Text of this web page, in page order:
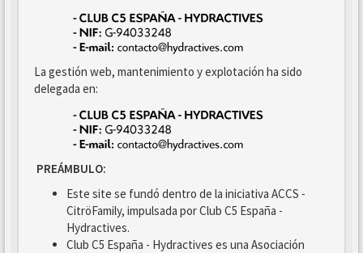
La gestión web, mantenimiento y explotación ha sido
delegada en:
PREÁMBULO:
Este site se fundó dentro de la iniciativa ACCS -
CitröFamily, impulsada por Club C5 España -
Hydractives.
Club C5 España - Hydractives es una Asociación